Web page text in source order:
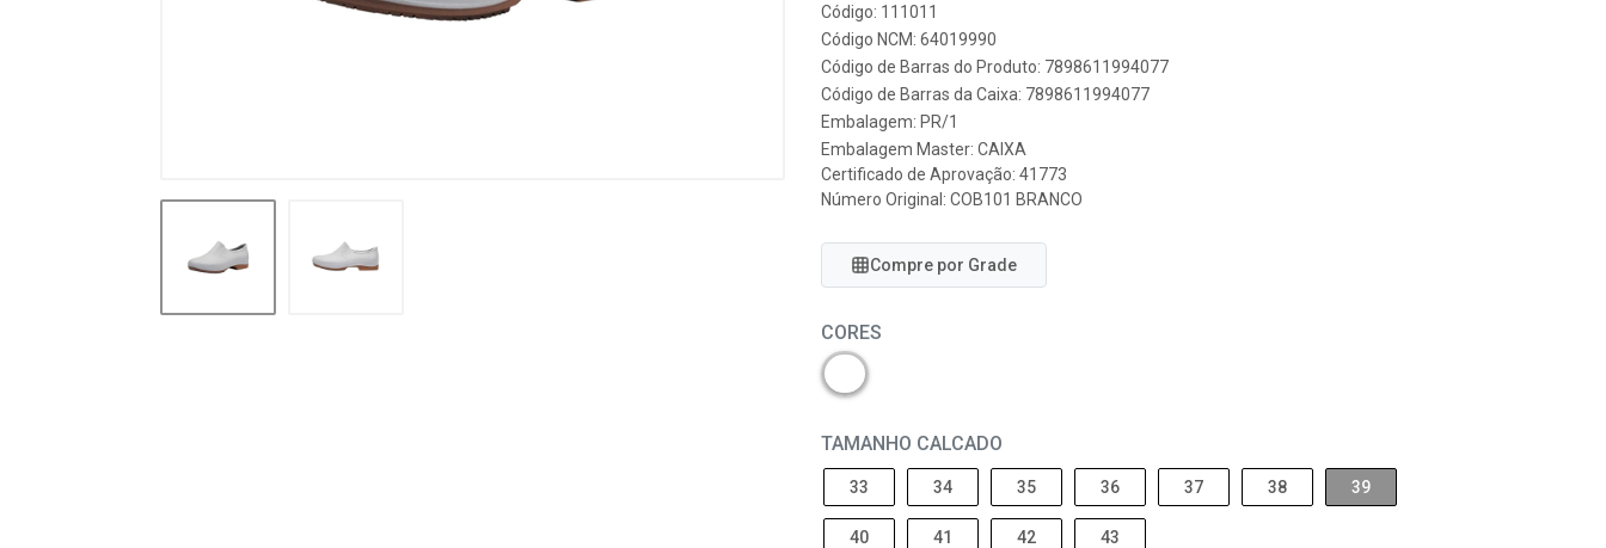
Código: 111011
Código NCM: 64019990
Código de Barras do Produto: 7898611994077
Código de Barras da Caixa: 7898611994077
Embalagem: PR/1
Embalagem Master: CAIXA
Certificado de Aprovação: 41773
Número Original: COB101 BRANCO
Compre por Grade
CORES
TAMANHO CALCADO
33 34 35 36 37 38 39
40 41 42 43